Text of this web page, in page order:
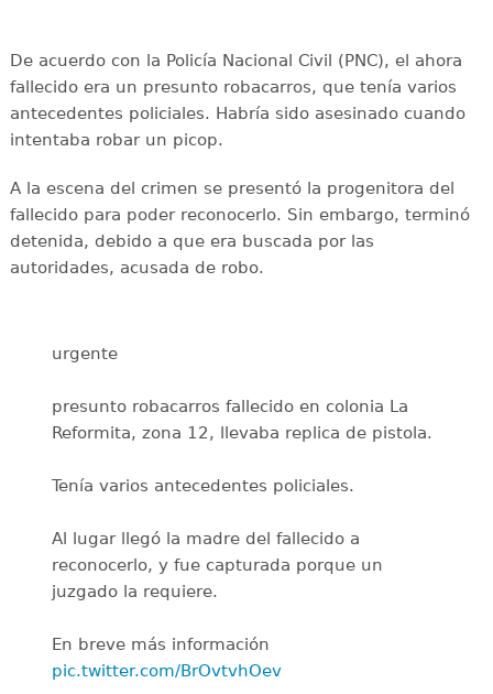
De acuerdo con la Policía Nacional Civil (PNC), el ahora
fallecido era un presunto robacarros, que tenía varios
antecedentes policiales. Habría sido asesinado cuando
intentaba robar un picop.
A la escena del crimen se presentó la progenitora del
fallecido para poder reconocerlo. Sin embargo, terminó
detenida, debido a que era buscada por las
autoridades, acusada de robo.
urgente
presunto robacarros fallecido en colonia La
Reformita, zona 12, llevaba replica de pistola.
Tenía varios antecedentes policiales.
Al lugar llegó la madre del fallecido a
reconocerlo, y fue capturada porque un
juzgado la requiere.
En breve más información
pic.twitter.com/BrOvtvhOev